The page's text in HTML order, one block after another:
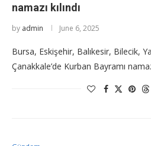
namazı kılındı
by admin June 6, 2025
Bursa, Eskişehir, Balıkesir, Bilecik,
Çanakkale’de Kurban Bayramı